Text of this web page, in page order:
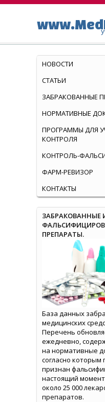
НОВОСТИ
СТАТЬИ
ЗАБРАКОВАННЫЕ
НОРМАТИВНЫЕ
ПРОГРАММЫ ДЛЯ
КОНТРОЛЯ
КОНТРОЛЬ-
ФАРМ-РЕВИЗОР
КОНТАКТЫ
ЗАБРАКОВАННЫЕ
ПРЕПАРАТЫ.
База данных
медицинских
Перечень
ежедневно,
на нормативные
согласно которым
признан
настоящий
около 25 000
препаратов.